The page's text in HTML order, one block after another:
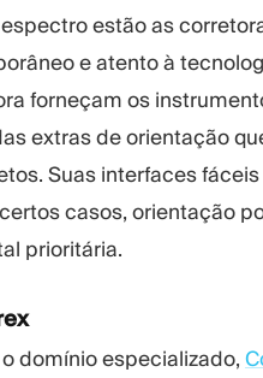
estão as
e atento à
forneçam os
extras de orientação
Suas interfaces
casos, orientação
prioritária.
domínio especializado,